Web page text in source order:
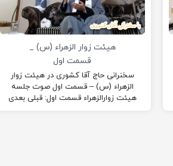
هیئت زوار الزهراء (س) _
قسمت اول
سخنرانی حاج آقا کشوری در هیئت زوار
الزهراء (س) – قسمت اول​​ صوت جلسه
هیئت زوارالزهراء قسمت اول: قبلی بعدی